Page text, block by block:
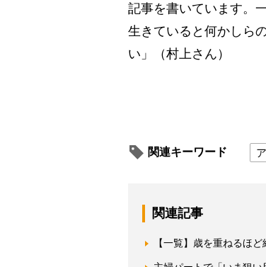
記事を書いています。
生きていると何かしら
い」（村上さん）
関連キーワード
関連記事
【一覧】歳を重ねるほ